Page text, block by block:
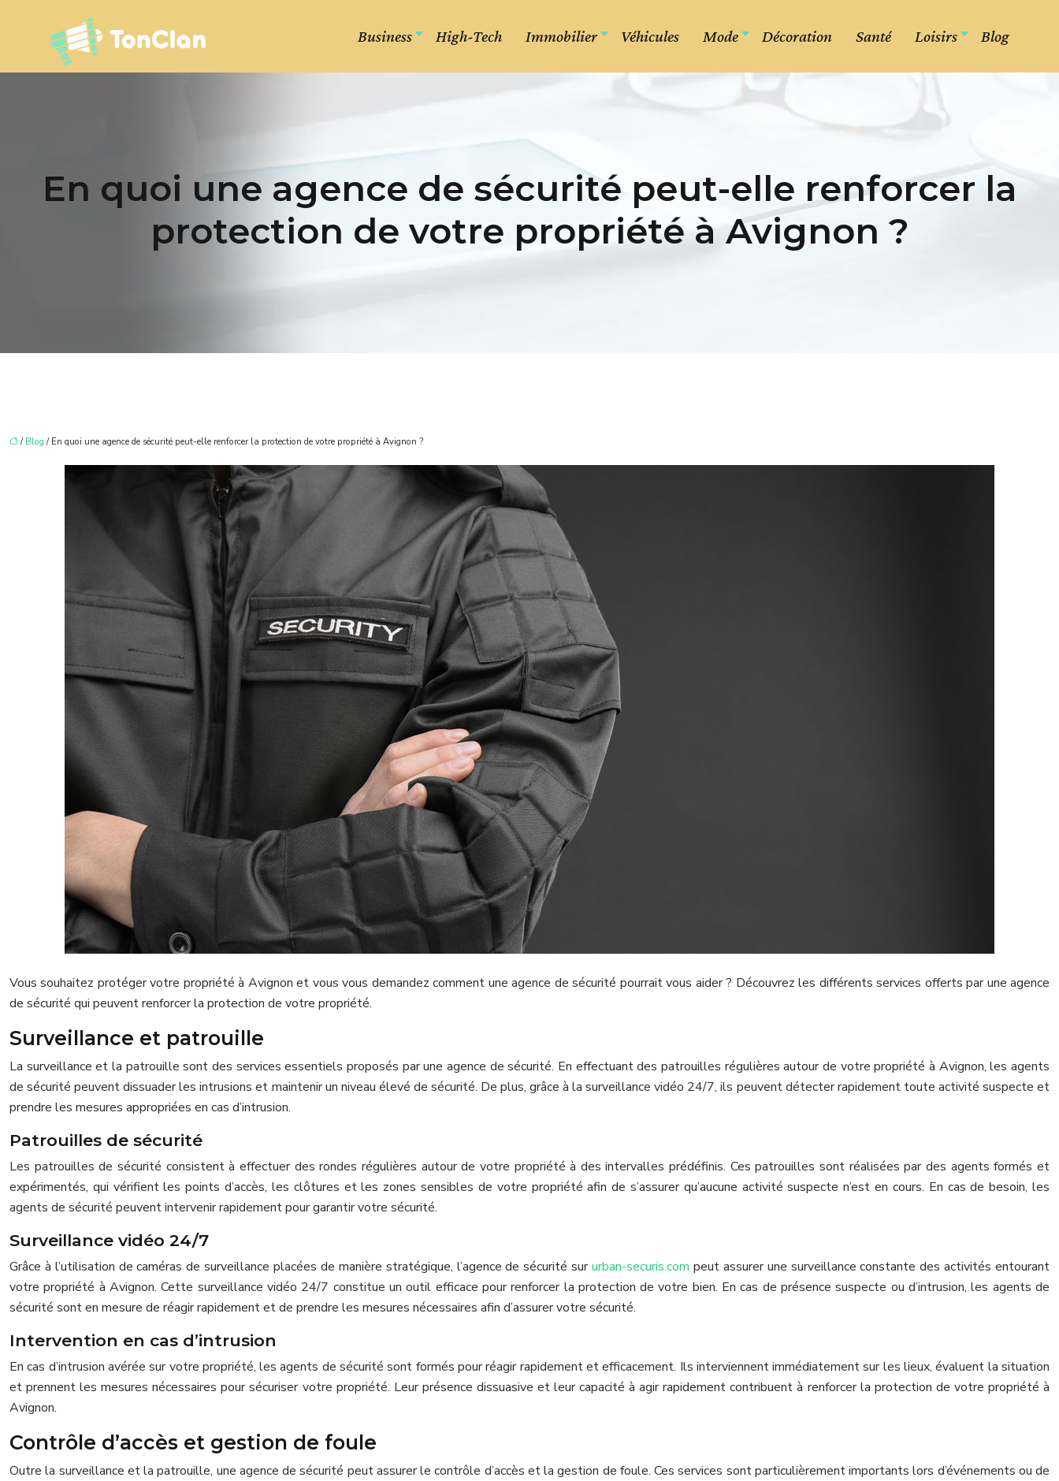
Business High-Tech Immobilier Véhicules Mode Décoration Santé Loisirs Blog
En quoi une agence de sécurité peut-elle renforcer la
protection de votre propriété à Avignon ?
/ Blog / En quoi une agence de sécurité peut-elle renforcer la protection de votre propriété à Avignon ?
Vous souhaitez protéger votre propriété à Avignon et vous vous demandez comment une agence de sécurité pourrait vous aider ? Découvrez les différents services offerts par une agence
de sécurité qui peuvent renforcer la protection de votre propriété.
Surveillance et patrouille
La surveillance et la patrouille sont des services essentiels proposés par une agence de sécurité. En effectuant des patrouilles régulières autour de votre propriété à Avignon, les agents
de sécurité peuvent dissuader les intrusions et maintenir un niveau élevé de sécurité. De plus, grâce à la surveillance vidéo 24/7, ils peuvent détecter rapidement toute activité suspecte et
prendre les mesures appropriées en cas d’intrusion.
Patrouilles de sécurité
Les patrouilles de sécurité consistent à effectuer des rondes régulières autour de votre propriété à des intervalles prédéfinis. Ces patrouilles sont réalisées par des agents formés et
expérimentés, qui vérifient les points d’accès, les clôtures et les zones sensibles de votre propriété afin de s’assurer qu’aucune activité suspecte n’est en cours. En cas de besoin, les
agents de sécurité peuvent intervenir rapidement pour garantir votre sécurité.
Surveillance vidéo 24/7
Grâce à l’utilisation de caméras de surveillance placées de manière stratégique, l’agence de sécurité sururban-securis.com peut assurer une surveillance constante des activités entourant
votre propriété à Avignon. Cette surveillance vidéo 24/7 constitue un outil efficace pour renforcer la protection de votre bien. En cas de présence suspecte ou d’intrusion, les agents de
sécurité sont en mesure de réagir rapidement et de prendre les mesures nécessaires afin d’assurer votre sécurité.
Intervention en cas d’intrusion
En cas d’intrusion avérée sur votre propriété, les agents de sécurité sont formés pour réagir rapidement et efficacement. Ils interviennent immédiatement sur les lieux, évaluent la situation
et prennent les mesures nécessaires pour sécuriser votre propriété. Leur présence dissuasive et leur capacité à agir rapidement contribuent à renforcer la protection de votre propriété à
Avignon.
Contrôle d’accès et gestion de foule
Outre la surveillance et la patrouille, une agence de sécurité peut assurer le contrôle d’accès et la gestion de foule. Ces services sont particulièrement importants lors d’événements ou de